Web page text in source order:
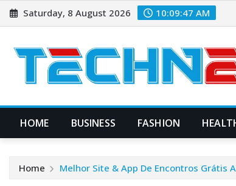
Skip
to
Saturday, 8 August 2026 10:09:47 AM
HOME BUSINESS FASHION
Home Melhor Site & App De Encontros Grátis